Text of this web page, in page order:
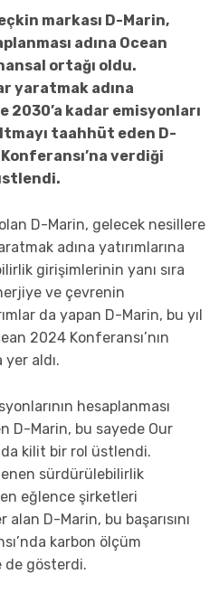
markası D-Marin,
adına Ocean
ortağı oldu.
yaratmak adına
2030’a kadar emisyonları
taahhüt eden D-
verdiği
D-Marin, gelecek nesillere
adına yatırımlarına
girişimlerinin yanı sıra
ve çevrenin
da yapan D-Marin, bu yıl
2024 Konferansı’nın
aldı.
hesaplanması
D-Marin, bu sayede Our
kilit bir rol üstlendi.
sürdürülebilirlik
eğlence şirketleri
D-Marin, bu başarısını
karbon ölçüm
de gösterdi.